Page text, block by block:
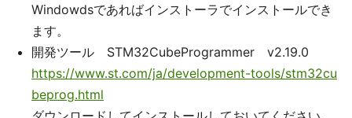
Windowdsであればインストーラでインストールでき
ます。
開発ツール STM32CubeProgrammer v2.19.0
https://www.st.com/ja/development-tools/stm32cu
beprog.html